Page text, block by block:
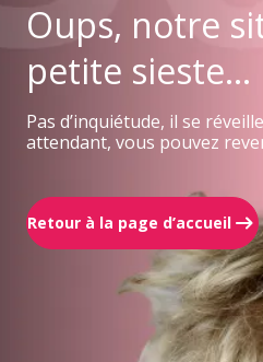
Oups, notre
petite sieste...
Pas d’inquiétude, il se
attendant, vous pouvez
Retour à la page d’accueil